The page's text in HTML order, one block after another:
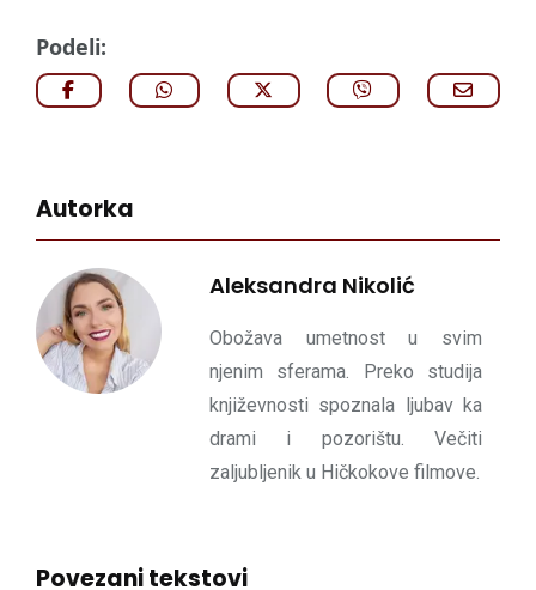
Podeli:
Autorka
Aleksandra Nikolić
Obožava umetnost u svim
njenim sferama. Preko studija
književnosti spoznala ljubav ka
drami i pozorištu. Večiti
zaljubljenik u Hičkokove filmove.
Povezani tekstovi